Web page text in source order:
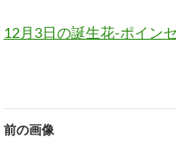
12月3日の誕生花-ポイン
前の画像